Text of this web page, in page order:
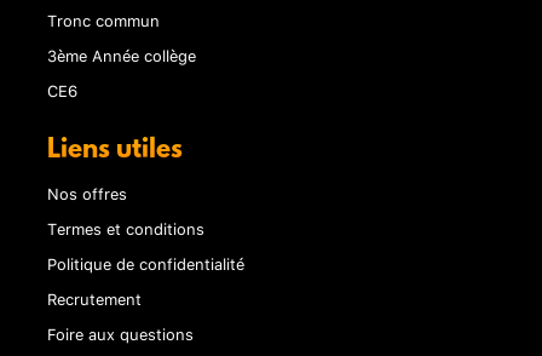
Tronc commun
3ème Année collège
CE6
Liens utiles
Nos offres
Termes et conditions
Politique de confidentialité
Recrutement
Foire aux questions